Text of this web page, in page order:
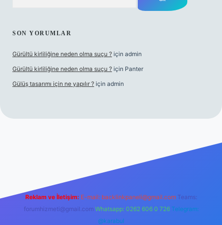
SON YORUMLAR
Gürültü kirliliğine neden olma suçu ? için admin
Gürültü kirliliğine neden olma suçu ? için Panter
Gülüş tasarımı için ne yapılır ? için admin
Reklam ve İletişim: E-mail: backlinkpaneli@gmail.com Teams:
forumhizmeti@gmail.com Whatsapp: 0262 606 0 726 Telegram:
@karabul